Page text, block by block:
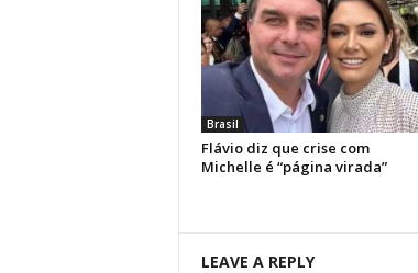
Brasil
Flávio diz que crise com
Michelle é “página virada”
LEAVE A REPLY